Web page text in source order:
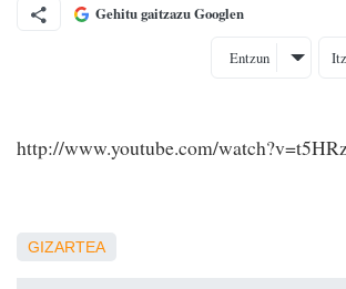
Gehitu gaitzazu Googlen
Entzun
http://www.youtube.com/
GIZARTEA